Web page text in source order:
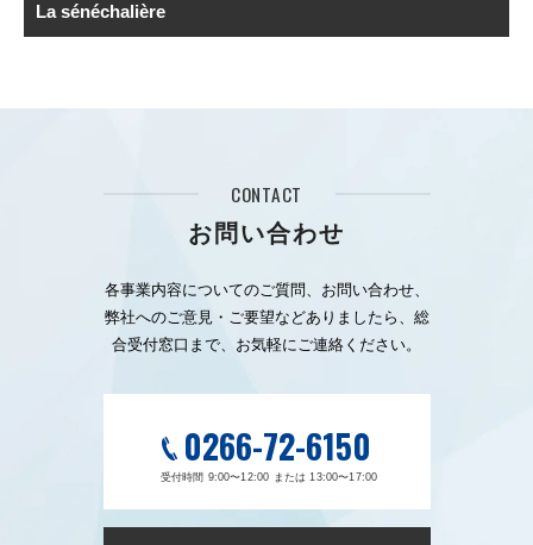
La sénéchalière
CONTACT
お問い合わせ
各事業内容についてのご質問、お問い合わせ、
弊社へのご意見・ご要望などありましたら、総
合受付窓口まで、お気軽にご連絡ください。
0266-72-6150
受付時間 9:00〜12:00 または 13:00〜17:00